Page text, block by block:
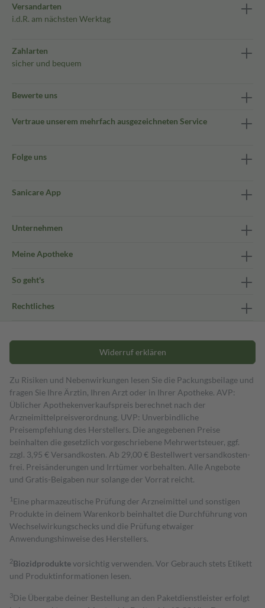
Versandarten
i.d.R. am nächsten Werktag
Zahlarten
sicher und bequem
Bewerte uns
Vertraue unserem mehrfach ausgezeichneten Service
Folge uns
Sanicare App
Unternehmen
Meine Apotheke
So geht's
Rechtliches
Widerruf erklären
Zu Risiken und Nebenwirkungen lesen Sie die Packungsbeilage und
fragen Sie Ihre Ärztin, Ihren Arzt oder in Ihrer Apotheke. AVP:
Üblicher Apothekenverkaufspreis berechnet nach der
Arzneimittelpreisverordnung. UVP: Unverbindliche
Preisempfehlung des Herstellers. Die angegebenen Preise
beinhalten die gesetzlich vorgeschriebene Mehrwertsteuer, ggf.
zzgl. 3,95 € Versandkosten. Ab 29,00 € Bestell­wert versand­kosten­
frei. Preisänderungen und Irrtümer vorbehalten. Alle Angebote
und Gratis-Beigaben nur solange der Vorrat reicht.
1 Eine pharmazeutische Prüfung der Arzneimittel und sonstigen
Produkte in deinem Warenkorb beinhaltet die Durchführung von
Wechselwirkungschecks und die Prüfung etwaiger
Anwendungshinweise des Herstellers.
2Biozidproduktevorsichtig verwenden. Vor Gebrauch stets Etikett
und Produktinformationen lesen.
3Die Übergabe deiner Bestellung an den Paketdienstleister erfolgt